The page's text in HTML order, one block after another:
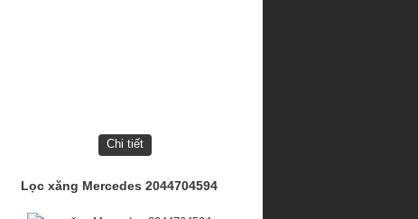
Chi tiết
Lọc xăng Mercedes 2044704594